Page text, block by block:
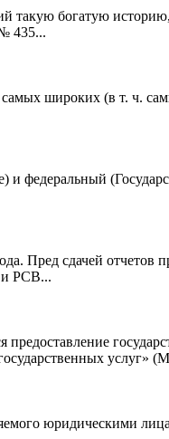
богатую
435...
широких (в т. ч.
федеральный
Пред сдачей
и РСВ...
услуг»
юридическими